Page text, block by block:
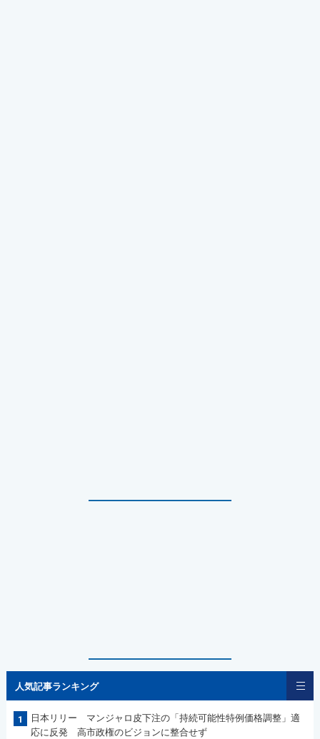
人気記事ランキング
1
日本リリー マンジャロ皮下注の「持続可能性特例価格調整」適
応に反発 高市政権のビジョンに整合せず